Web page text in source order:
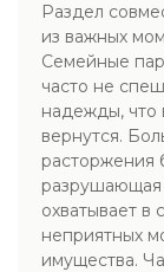
Раздел
из важных
Семейные
часто не
надежды, что
вернутся.
расторжения
разрушающая
охватывает в
неприятных
имущества.